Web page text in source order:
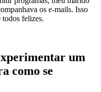
os e-mails. Isso
todos felizes.
um
como se